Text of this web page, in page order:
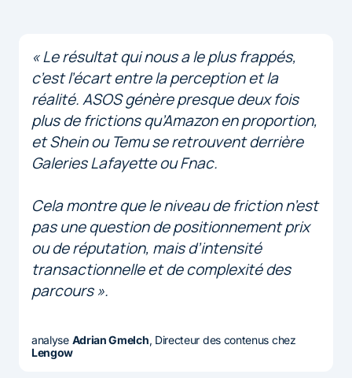
« Le résultat qui nous a le plus frappés,
c’est l’écart entre la perception et la
réalité. ASOS génère presque deux fois
plus de frictions qu’Amazon en proportion,
et Shein ou Temu se retrouvent derrière
Galeries Lafayette ou Fnac.
Cela montre que le niveau de friction n’est
pas une question de positionnement prix
ou de réputation, mais d’intensité
transactionnelle et de complexité des
parcours ».
analyse Adrian Gmelch, Directeur des contenus chez
Lengow